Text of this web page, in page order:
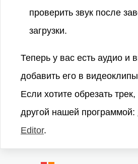
проверить звук после
загрузки.
Теперь у вас есть аудио и
добавить его в
Если хотите обрезать
другой нашей программой:
Editor.